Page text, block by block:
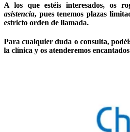
A los que estéis interesados, os
asistencia, pues tenemos plazas
estricto orden de llamada.
Para cualquier duda o consulta,
la clínica y os atenderemos